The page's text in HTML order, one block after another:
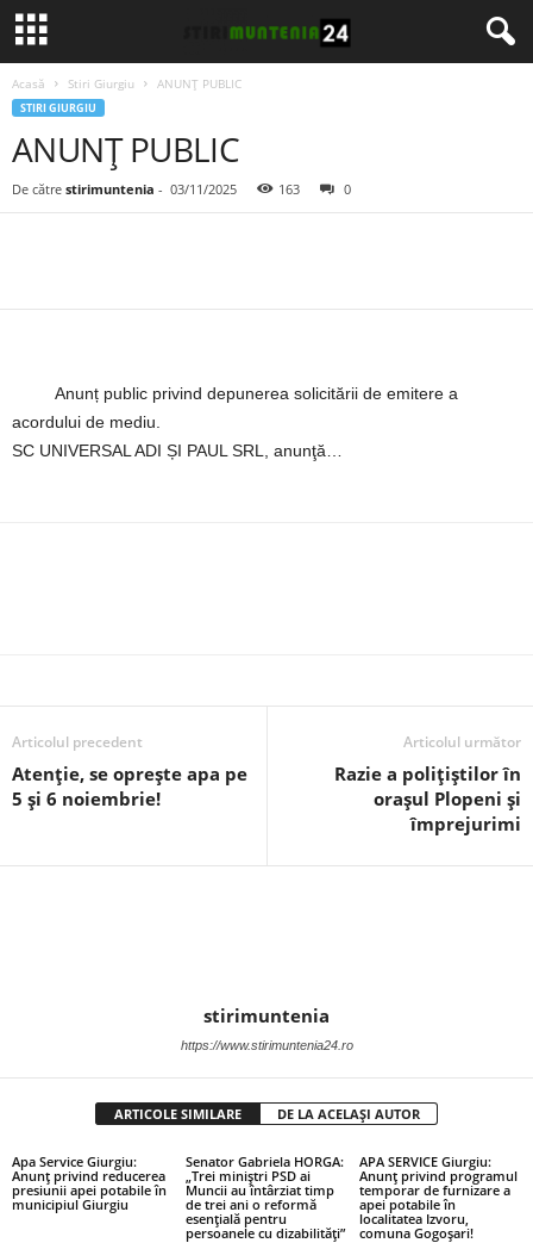
Acasă Stiri Giurgiu ANUNȚ PUBLIC
STIRI GIURGIU
ANUNȚ PUBLIC
De către stirimuntenia - 03/11/2025 163 0
Anunț public privind depunerea solicitării de emitere a
acordului de mediu.
SC UNIVERSAL ADI ȘI PAUL SRL, anunţă…
Articolul precedent
Atenție, se oprește apa pe
5 și 6 noiembrie!
Articolul următor
Razie a polițiștilor în
orașul Plopeni și
împrejurimi
stirimuntenia
https://www.stirimuntenia24.ro
ARTICOLE SIMILARE DE LA ACELAȘI AUTOR
Apa Service Giurgiu:
Anunț privind reducerea
presiunii apei potabile în
municipiul Giurgiu
Senator Gabriela HORGA:
„Trei miniștri PSD ai
Muncii au întârziat timp
de trei ani o reformă
esențială pentru
persoanele cu dizabilități”
APA SERVICE Giurgiu:
Anunț privind programul
temporar de furnizare a
apei potabile în
localitatea Izvoru,
comuna Gogoșari!